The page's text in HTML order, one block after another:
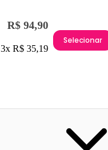
R$ 94,90
3x R$ 35,19
Selecionar